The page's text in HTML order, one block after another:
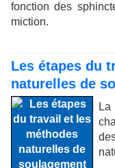
fonction des
miction.
Les étapes du
naturelles de